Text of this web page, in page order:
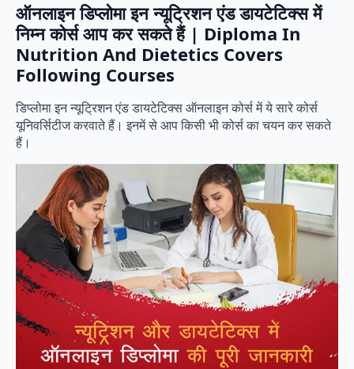
ऑनलाइन डिप्लोमा इन न्यूट्रिशन एंड डायटेटिक्स में
निम्न कोर्स आप कर सकते हैं | Diploma In
Nutrition And Dietetics Covers
Following Courses
डिप्लोमा इन न्यूट्रिशन एंड डायटेटिक्स ऑनलाइन कोर्स में ये सारे कोर्स
यूनिवर्सिटीज करवाते हैं। इनमें से आप किसी भी कोर्स का चयन कर सकते
हैं।